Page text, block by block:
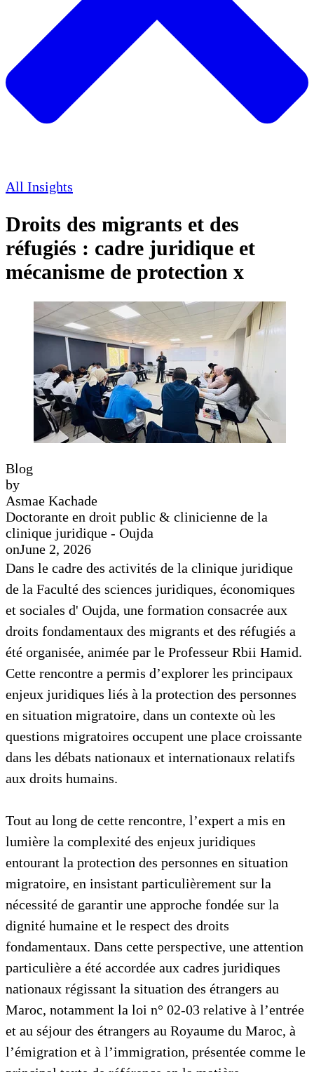
All Insights
Droits des migrants et des
réfugiés : cadre juridique et
mécanisme de protection x
Blog
by
Asmae Kachade
Doctorante en droit public & clinicienne de la
clinique juridique - Oujda
onJune 2, 2026
Dans le cadre des activités de la clinique juridique
de la Faculté des sciences juridiques, économiques
et sociales d' Oujda, une formation consacrée aux
droits fondamentaux des migrants et des réfugiés a
été organisée, animée par le Professeur Rbii Hamid.
Cette rencontre a permis d’explorer les principaux
enjeux juridiques liés à la protection des personnes
en situation migratoire, dans un contexte où les
questions migratoires occupent une place croissante
dans les débats nationaux et internationaux relatifs
aux droits humains.
Tout au long de cette rencontre, l’expert a mis en
lumière la complexité des enjeux juridiques
entourant la protection des personnes en situation
migratoire, en insistant particulièrement sur la
nécessité de garantir une approche fondée sur la
dignité humaine et le respect des droits
fondamentaux. Dans cette perspective, une attention
particulière a été accordée aux cadres juridiques
nationaux régissant la situation des étrangers au
Maroc, notamment la loi n° 02-03 relative à l’entrée
et au séjour des étrangers au Royaume du Maroc, à
l’émigration et à l’immigration, présentée comme le